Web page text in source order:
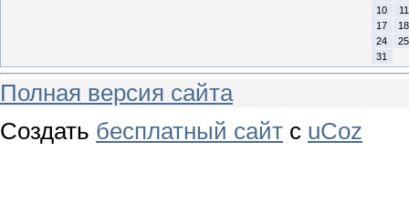
10
11
17
18
24
25
31
Полная версия сайта
Создать бесплатный сайт с uCoz